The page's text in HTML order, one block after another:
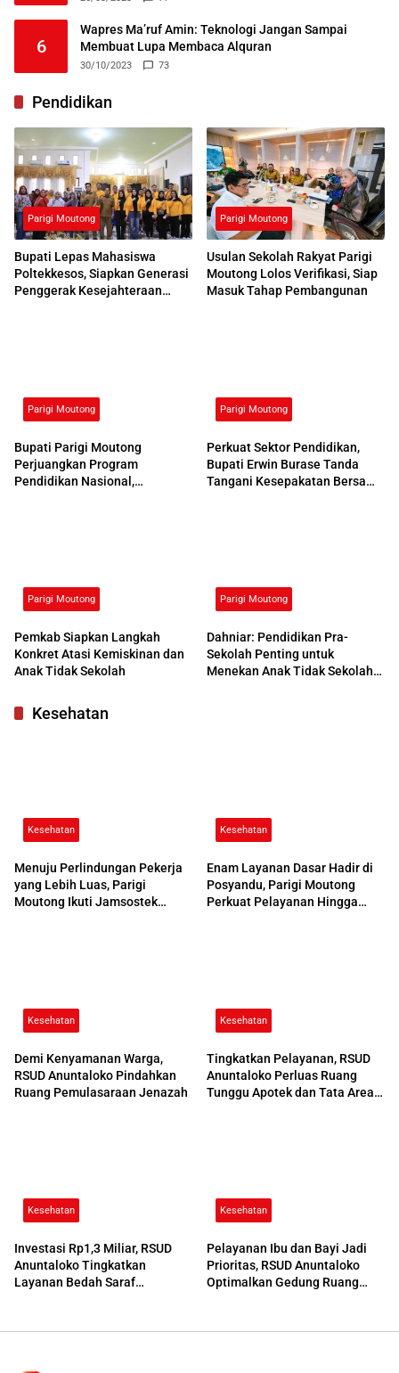
6
Wapres Ma’ruf Amin: Teknologi Jangan Sampai
Membuat Lupa Membaca Alquran
30/10/2023 73
Pendidikan
Parigi Moutong
Bupati Lepas Mahasiswa
Poltekkesos, Siapkan Generasi
Penggerak Kesejahteraan
Parigi Moutong
Usulan Sekolah Rakyat Parigi
Moutong Lolos Verifikasi, Siap
Masuk Tahap Pembangunan
Parigi Moutong
Bupati Parigi Moutong
Perjuangkan Program
Pendidikan Nasional,
Parigi Moutong
Perkuat Sektor Pendidikan,
Bupati Erwin Burase Tanda
Tangani Kesepakatan Bersama
Parigi Moutong
Pemkab Siapkan Langkah
Konkret Atasi Kemiskinan dan
Anak Tidak Sekolah
Parigi Moutong
Dahniar: Pendidikan Pra-
Sekolah Penting untuk
Menekan Anak Tidak Sekolah
Kesehatan
Kesehatan
Menuju Perlindungan Pekerja
yang Lebih Luas, Parigi
Moutong Ikuti Jamsostek
Kesehatan
Enam Layanan Dasar Hadir di
Posyandu, Parigi Moutong
Perkuat Pelayanan Hingga
Kesehatan
Demi Kenyamanan Warga,
RSUD Anuntaloko Pindahkan
Ruang Pemulasaraan Jenazah
Kesehatan
Tingkatkan Pelayanan, RSUD
Anuntaloko Perluas Ruang
Tunggu Apotek dan Tata Area
Kesehatan
Investasi Rp1,3 Miliar, RSUD
Anuntaloko Tingkatkan
Layanan Bedah Saraf
Kesehatan
Pelayanan Ibu dan Bayi Jadi
Prioritas, RSUD Anuntaloko
Optimalkan Gedung Ruang